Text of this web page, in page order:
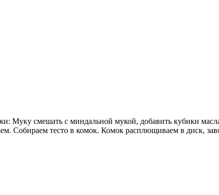
Муку смешать с миндальной мукой, добавить кубики
Собираем тесто в комок. Комок расплющиваем в диск,